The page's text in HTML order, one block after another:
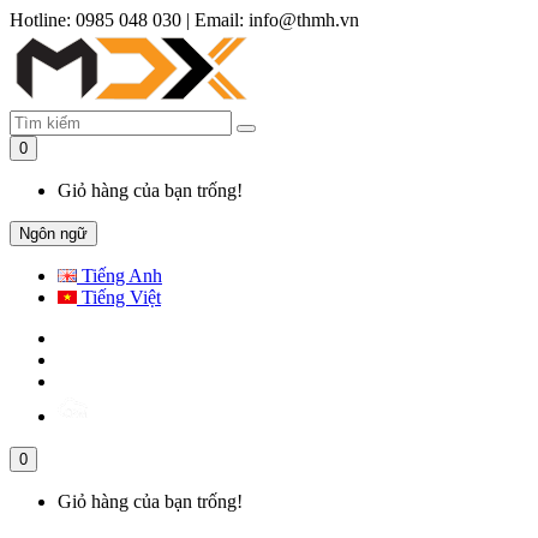
Hotline: 0985 048 030 | Email: info@thmh.vn
0
Giỏ hàng của bạn trống!
Ngôn ngữ
Tiếng Anh
Tiếng Việt
0
Giỏ hàng của bạn trống!